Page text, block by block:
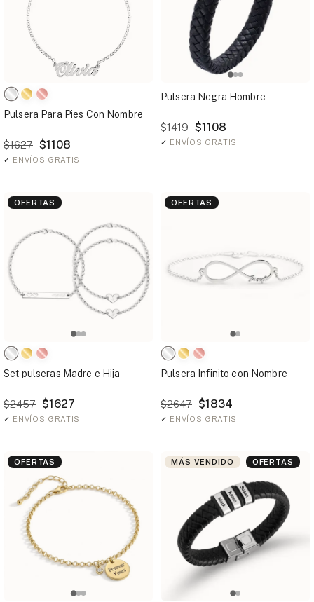
Pulsera Para Pies Con Nombre
$1627 $1108
✓ ENVÍOS GRATIS
Pulsera Negra Hombre
$1419 $1108
✓ ENVÍOS GRATIS
OFERTAS
Set pulseras Madre e Hija
$2457 $1627
✓ ENVÍOS GRATIS
OFERTAS
Pulsera Infinito con Nombre
$2647 $1834
✓ ENVÍOS GRATIS
OFERTAS MÁS VENDIDO OFERTAS